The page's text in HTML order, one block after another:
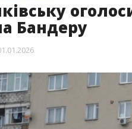
Бандеру